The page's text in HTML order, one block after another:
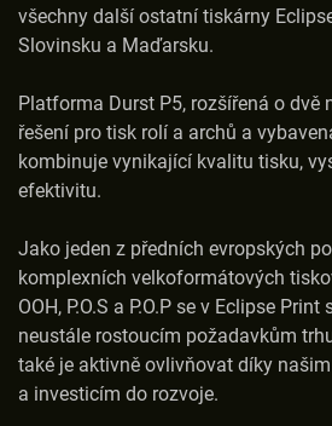
všechny další ostatní tiskárny
Slovinsku a Maďarsku.
Platforma Durst P5, rozšířená o dvě
řešení pro tisk rolí a archů a
kombinuje vynikající kvalitu tisku,
efektivitu.
Jako jeden z předních evropských
komplexních velkoformátových
OOH, P.O.S a P.O.P se v Eclipse
neustále rostoucím požadavkům
také je aktivně ovlivňovat díky
a investicím do rozvoje.